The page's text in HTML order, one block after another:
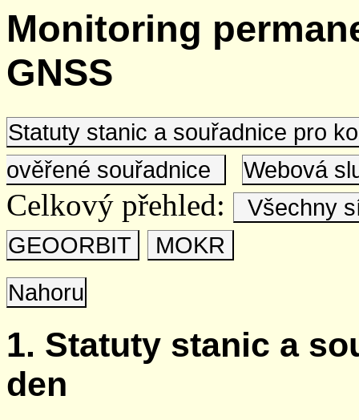
Monitoring
GNSS
Statuty stanic a souřadnice pro
ověřené souřadnice
Webová
Celkový přehled:
Všechny
GEOORBIT
MOKR
Nahoru
1. Statuty stanic a
den